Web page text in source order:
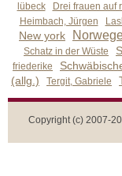
lübeck
Drei frauen auf
Heimbach, Jürgen
New york
Schatz in der Wüste
friederike
(allg.) Tergit, Gabriele
Copyright (c) 2007-